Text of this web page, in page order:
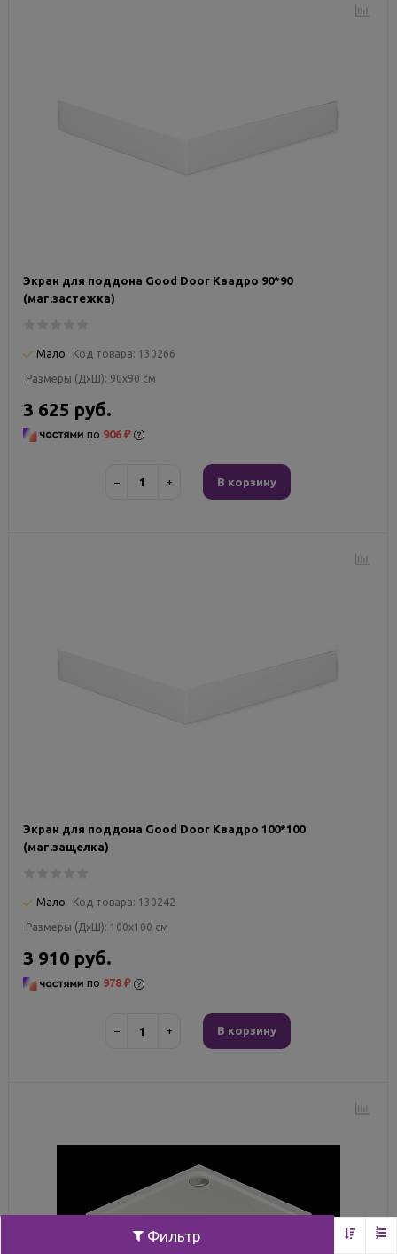
Фильтр
Экран для поддона Good Door Квадро 90*90
(маг.застежка)
Мало Код товара: 130266
Размеры (ДxШ): 90x90 см
3 625 руб.
по 906 ₽
− + В корзину
Экран для поддона Good Door Квадро 100*100
(маг.защелка)
Мало Код товара: 130242
Размеры (ДxШ): 100x100 см
3 910 руб.
по 978 ₽
− + В корзину